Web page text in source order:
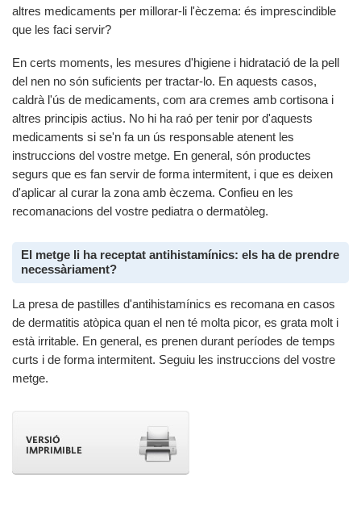
altres medicaments per millorar-li l'èczema: és imprescindible
que les faci servir?
En certs moments, les mesures d'higiene i hidratació de la pell
del nen no són suficients per tractar-lo. En aquests casos,
caldrà l'ús de medicaments, com ara cremes amb cortisona i
altres principis actius. No hi ha raó per tenir por d'aquests
medicaments si se'n fa un ús responsable atenent les
instruccions del vostre metge. En general, són productes
segurs que es fan servir de forma intermitent, i que es deixen
d'aplicar al curar la zona amb èczema. Confieu en les
recomanacions del vostre pediatra o dermatòleg.
El metge li ha receptat antihistamínics: els ha de prendre
necessàriament?
La presa de pastilles d'antihistamínics es recomana en casos
de dermatitis atòpica quan el nen té molta picor, es grata molt i
està irritable. En general, es prenen durant períodes de temps
curts i de forma intermitent. Seguiu les instruccions del vostre
metge.